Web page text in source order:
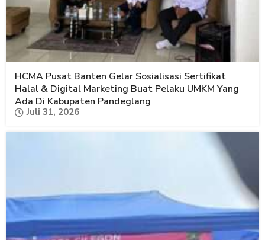
HCMA Pusat Banten Gelar Sosialisasi Sertifikat
Halal & Digital Marketing Buat Pelaku UMKM Yang
Ada Di Kabupaten Pandeglang
Juli 31, 2026